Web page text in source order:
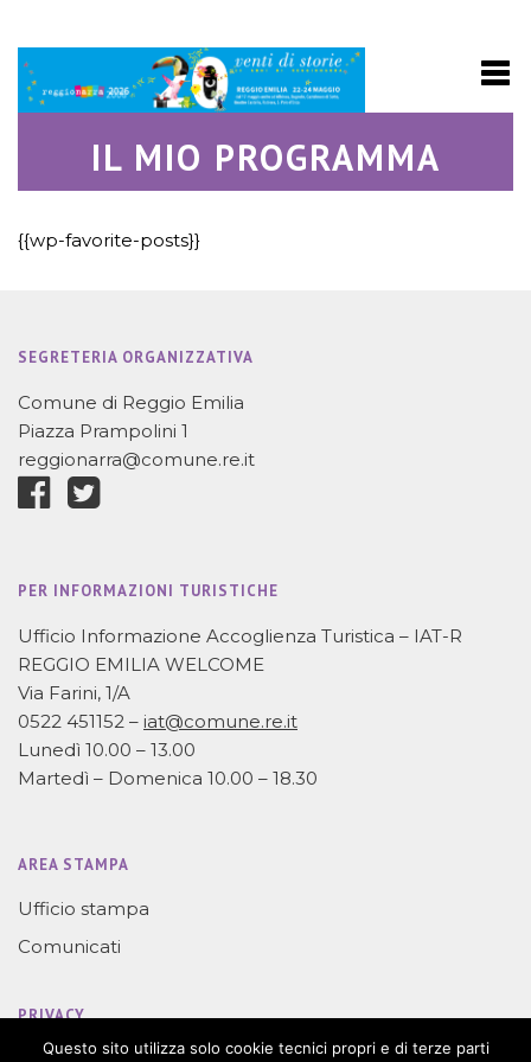
IL MIO PROGRAMMA
{{wp-favorite-posts}}
SEGRETERIA ORGANIZZATIVA
Comune di Reggio Emilia
Piazza Prampolini 1
reggionarra@comune.re.it
PER INFORMAZIONI TURISTICHE
Ufficio Informazione Accoglienza Turistica – IAT-R
REGGIO EMILIA WELCOME
Via Farini, 1/A
0522 451152 – iat@comune.re.it
Lunedì 10.00 – 13.00
Martedì – Domenica 10.00 – 18.30
AREA STAMPA
Ufficio stampa
Comunicati
PRIVACY
Questo sito utilizza solo cookie tecnici propri e di terze parti